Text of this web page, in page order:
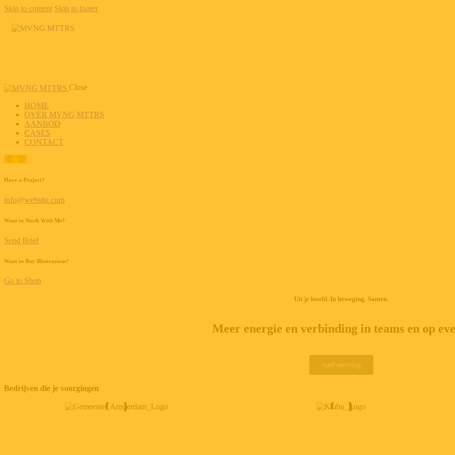
Skip to content Skip to footer
Close
HOME
OVER MVNG MTTRS
AANBOD
CASES
CONTACT
Have a Project?
info@website.com
Want to Work With Me?
Send Brief
Want to Buy Illustrations?
Go to Shop
Uit je hoofd. In beweging. Samen.
Meer energie en verbinding in teams en op
start moving
Bedrijven die je voorgingen